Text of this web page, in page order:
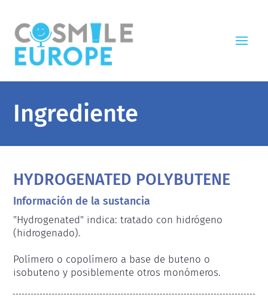
Ingrediente
HYDROGENATED POLYBUTENE
Información de la sustancia
"Hydrogenated" indica: tratado con hidrógeno
(hidrogenado).
Polímero o copolímero a base de buteno o
isobuteno y posiblemente otros monómeros.